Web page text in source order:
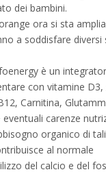
dei bambini.
ora si sta
a soddisfare diversi
è un
con vitamine D3,
Carnitina,
carenze
organico di
al normale
del calcio e del